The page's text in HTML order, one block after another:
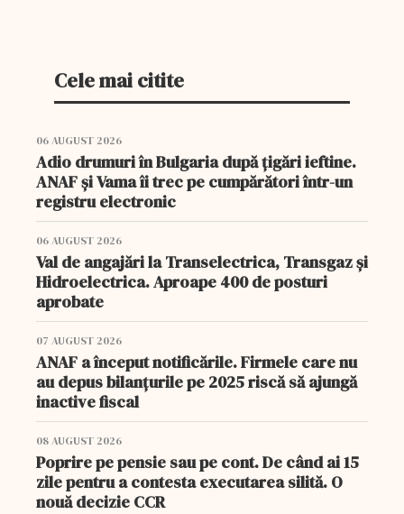
Cele mai citite
06 AUGUST 2026
Adio drumuri în Bulgaria după țigări ieftine.
ANAF și Vama îi trec pe cumpărători într-un
registru electronic
06 AUGUST 2026
Val de angajări la Transelectrica, Transgaz și
Hidroelectrica. Aproape 400 de posturi
aprobate
07 AUGUST 2026
ANAF a început notificările. Firmele care nu
au depus bilanțurile pe 2025 riscă să ajungă
inactive fiscal
08 AUGUST 2026
Poprire pe pensie sau pe cont. De când ai 15
zile pentru a contesta executarea silită. O
nouă decizie CCR